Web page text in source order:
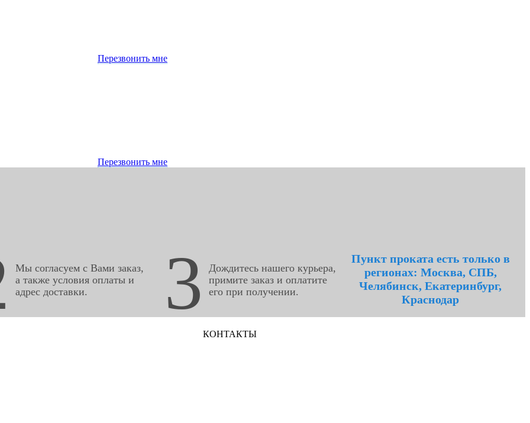
Перезвонить мне
Перезвонить мне
Мы согласуем с Вами заказ,
а также условия оплаты и
адрес доставки.
3
Дождитесь нашего курьера,
примите заказ и оплатите
его при получении.
Пункт проката есть только в
регионах: Москва, СПБ,
Челябинск, Екатеринбург,
Краснодар
КОНТАКТЫ